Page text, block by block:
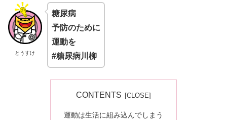
とうすけ
糖尿病
予防のために
運動を
#糖尿病川柳
CONTENTS
運動は生活に組み込んでしまう